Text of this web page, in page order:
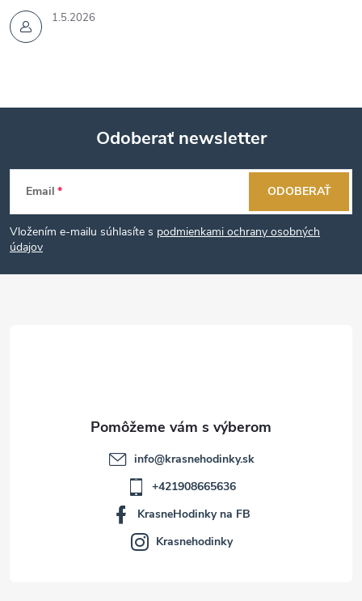
1.5.2026
Z
á
p
Odoberať newsletter
Email
Vložením e-mailu súhlasíte s podmienkami ochrany osobných
údajov
ODOBERAŤ
info@krasnehodinky.sk
+421908665636
KrasneHodinky na FB
Krasnehodinky